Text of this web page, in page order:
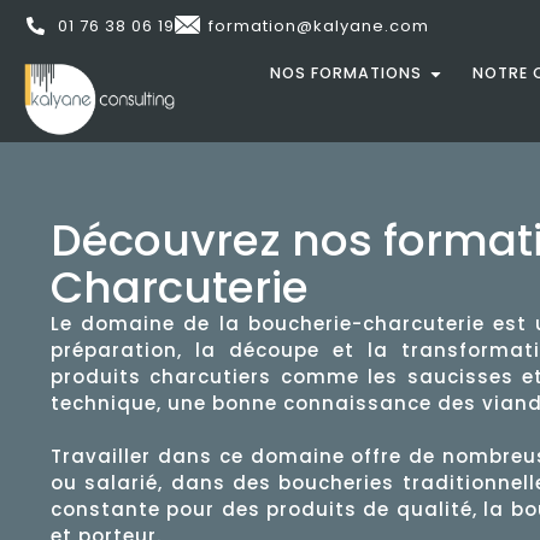
01 76 38 06 19 formation@kalyane.com
NOS FORMATIONS NOTRE
Découvrez nos
Charcuterie
Le domaine de la boucherie-charcuterie
préparation, la découpe et la
produits charcutiers comme les saucisses
technique, une bonne connaissance des
Travailler dans ce domaine offre de
ou salarié, dans des boucheries
constante pour des produits de qualité, la